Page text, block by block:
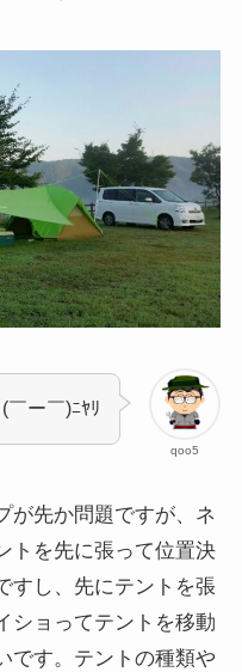
qoo5
ー￣)ﾆﾔﾘ
が先か問題ですが、ネ
トを先に張って位置決
すし、先にテントを張
ショってテントを移動
です。テントの種類や